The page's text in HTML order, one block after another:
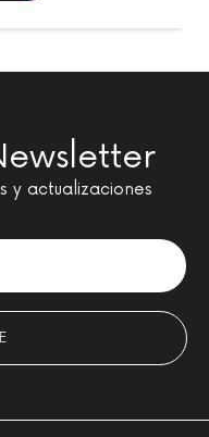
y actualizaciones